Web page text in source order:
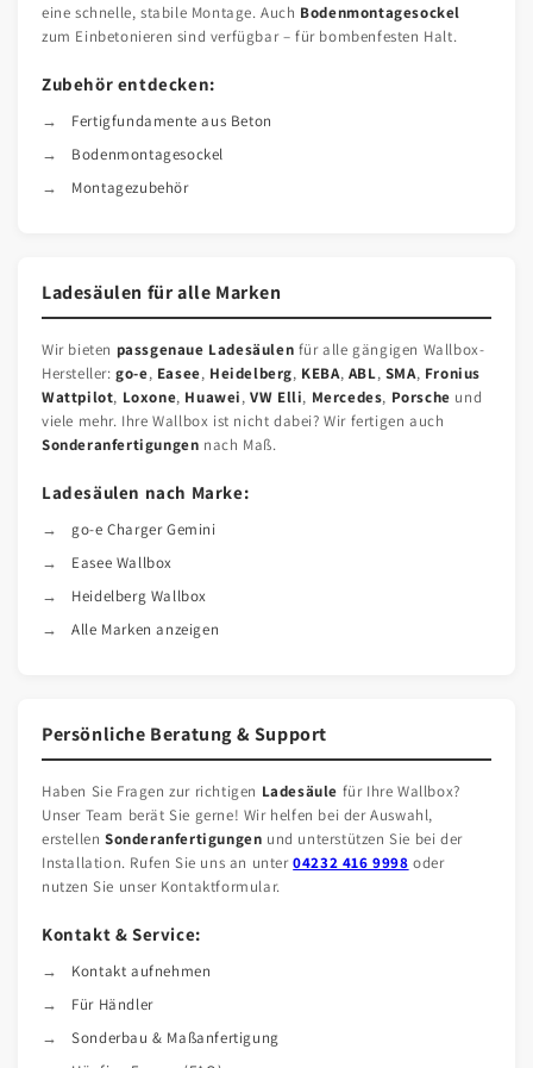
eine schnelle, stabile Montage. Auch Bodenmontagesockel
zum Einbetonieren sind verfügbar – für bombenfesten Halt.
Zubehör entdecken:
Fertigfundamente aus Beton
Bodenmontagesockel
Montagezubehör
Ladesäulen für alle Marken
Wir bieten passgenaue Ladesäulen für alle gängigen Wallbox-
Hersteller:go-e, Easee, Heidelberg, KEBA, ABL, SMA, Fronius
Wattpilot, Loxone, Huawei,VW Elli, Mercedes, Porsche und
viele mehr. Ihre Wallbox ist nicht dabei? Wir fertigen auch
Sonderanfertigungen nach Maß.
Ladesäulen nach Marke:
go-e Charger Gemini
Easee Wallbox
Heidelberg Wallbox
Alle Marken anzeigen
Persönliche Beratung & Support
Haben Sie Fragen zur richtigen Ladesäule für Ihre Wallbox?
Unser Team berät Sie gerne! Wir helfen bei der Auswahl,
erstellen Sonderanfertigungen und unterstützen Sie bei der
Installation. Rufen Sie uns an unter04232 416 9998 oder
nutzen Sie unser Kontaktformular.
Kontakt & Service:
Kontakt aufnehmen
Für Händler
Sonderbau & Maßanfertigung